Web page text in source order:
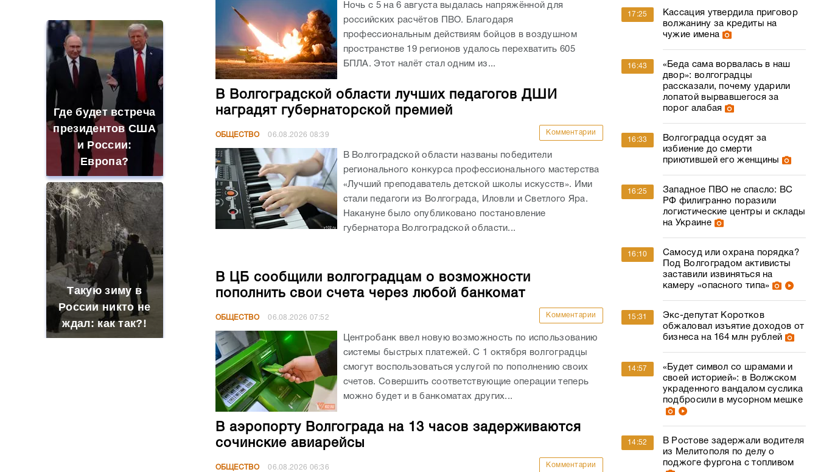
Где будет встреча
президентов США
и России:
Европа?
Такую зиму в
России никто не
ждал: как так?!
Ночь с 5 на 6 августа выдалась напряжённой для
российских расчётов ПВО. Благодаря
профессиональным действиям бойцов в воздушном
пространстве 19 регионов удалось перехватить 605
БПЛА. Этот налёт стал одним из...
В Волгоградской области лучших педагогов ДШИ
наградят губернаторской премией
ОБЩЕСТВО 06.08.2026 08:39 Комментарии
В Волгоградской области названы победители
регионального конкурса профессионального мастерства
«Лучший преподаватель детской школы искусств». Ими
стали педагоги из Волгограда, Иловли и Светлого Яра.
Накануне было опубликовано постановление
губернатора Волгоградской области...
В ЦБ сообщили волгоградцам о возможности
пополнить свои счета через любой банкомат
ОБЩЕСТВО 06.08.2026 07:52 Комментарии
Центробанк ввел новую возможность по использованию
системы быстрых платежей. С 1 октября волгоградцы
смогут воспользоваться услугой по пополнению своих
счетов. Совершить соответствующие операции теперь
можно будет и в банкоматах других...
В аэропорту Волгограда на 13 часов задерживаются
сочинские авиарейсы
ОБЩЕСТВО 06.08.2026 06:36 Комментарии
17:25
Кассация утвердила приговор
волжанину за кредиты на
чужие имена
16:43
«Беда сама ворвалась в наш
двор»: волгоградцы
рассказали, почему ударили
лопатой вырвавшегося за
порог алабая
16:33
Волгоградца осудят за
избиение до смерти
приютившей его женщины
16:25
Западное ПВО не спасло: ВС
РФ филигранно поразили
логистические центры и склады
на Украине
16:10
Самосуд или охрана порядка?
Под Волгоградом активисты
заставили извиняться на
камеру «опасного типа»
15:31
Экс-депутат Коротков
обжаловал изъятие доходов от
бизнеса на 164 млн рублей
14:57
«Будет символ со шрамами и
своей историей»: в Волжском
украденного вандалом суслика
подбросили в мусорном мешке
14:52
В Ростове задержали водителя
из Мелитополя по делу о
поджоге фургона с топливом